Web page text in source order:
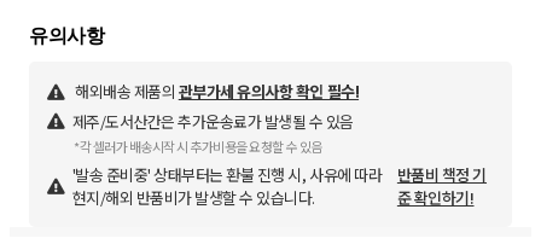
유의사항
해외배송 제품의 관부가세 유의사항 확인 필수!
제주/도서산간은 추가운송료가 발생될 수 있음
*각 셀러가 배송시작 시 추가비용을 요청할 수 있음
'발송 준비중' 상태부터는 환불 진행 시, 사유에 따라
현지/해외 반품비가 발생할 수 있습니다.
반품비 책정 기
준 확인하기!